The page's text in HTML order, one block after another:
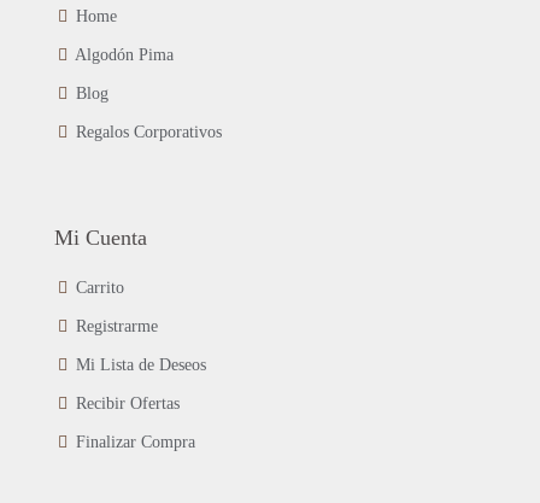
Home
Algodón Pima
Blog
Regalos Corporativos
Mi Cuenta
Carrito
Registrarme
Mi Lista de Deseos
Recibir Ofertas
Finalizar Compra